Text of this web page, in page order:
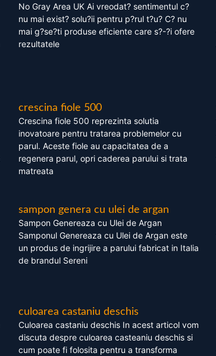
No Gray Area UK Ai vreodat? sentimentul c?
nu mai exist? solu?ii pentru p?rul t?u? C? nu
mai g?se?ti produse eficiente care s?-?i ofere
rezultatele
crescina fiole 500
Crescina fiole 500 reprezinta solutia
inovatoare pentru tratarea problemelor cu
parul. Aceste fiole au capacitatea de a
regenera parul, opri caderea parului si trata
matreata
sampon genera cu ulei de argan
Sampon Genereaza cu Ulei de Argan
Samponul Genereaza cu Ulei de Argan este
un produs de ingrijire a parului fabricat in Italia
de brandul Sereni
culoarea castaniu deschis
Culoarea castaniu deschis In acest articol vom
discuta despre culoarea casteaniu deschis si
cum poate fi folosita pentru a transforma